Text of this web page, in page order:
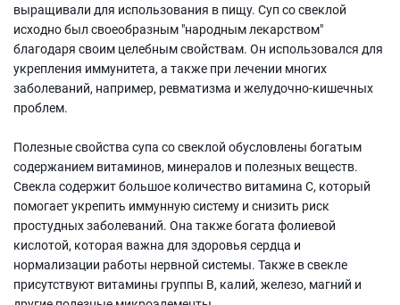
выращивали для использования в пищу. Суп со свеклой
исходно был своеобразным "народным лекарством"
благодаря своим целебным свойствам. Он использовался для
укрепления иммунитета, а также при лечении многих
заболеваний, например, ревматизма и желудочно-кишечных
проблем.
Полезные свойства супа со свеклой обусловлены богатым
содержанием витаминов, минералов и полезных веществ.
Свекла содержит большое количество витамина С, который
помогает укрепить иммунную систему и снизить риск
простудных заболеваний. Она также богата фолиевой
кислотой, которая важна для здоровья сердца и
нормализации работы нервной системы. Также в свекле
присутствуют витамины группы В, калий, железо, магний и